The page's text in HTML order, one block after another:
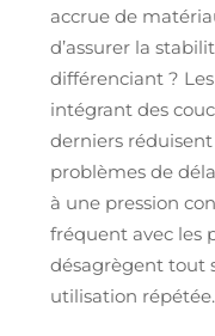
accrue de
d’assurer la
différenciant ?
intégrant des
derniers
problèmes de
à une pression
fréquent avec les
désagrègent tout
utilisation répétée.